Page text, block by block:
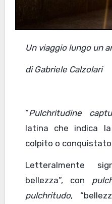
Un viaggio lungo un
di Gabriele Calzolari
“Pulchritudine
latina che indica
colpito o
Letteralmente
bellezza”, con
pulchritudo,